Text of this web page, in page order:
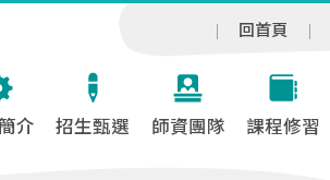
回首頁
介 招生甄選 師資團隊 課程修習